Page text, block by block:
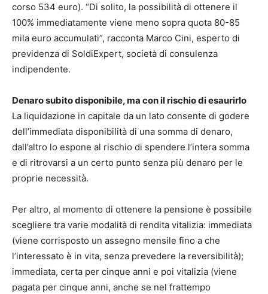
corso 534 euro). “Di solito, la possibilità di ottenere il
100% immediatamente viene meno sopra quota 80-85
mila euro accumulati”, racconta Marco Cini, esperto di
previdenza di SoldiExpert, società di consulenza
indipendente.
Denaro subito disponibile, ma con il rischio di esaurirlo
La liquidazione in capitale da un lato consente di godere
dell’immediata disponibilità di una somma di denaro,
dall’altro lo espone al rischio di spendere l’intera somma
e di ritrovarsi a un certo punto senza più denaro per le
proprie necessità.
Per altro, al momento di ottenere la pensione è possibile
scegliere tra varie modalità di rendita vitalizia: immediata
(viene corrisposto un assegno mensile fino a che
l’interessato è in vita, senza prevedere la reversibilità);
immediata, certa per cinque anni e poi vitalizia (viene
pagata per cinque anni, anche se nel frattempo